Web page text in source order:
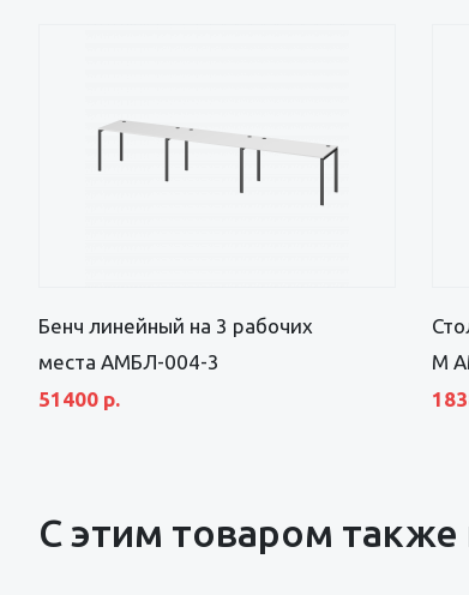
Бенч линейный на 3 рабочих
места АМБЛ-004-3
51400 р.
М
С этим товаром также